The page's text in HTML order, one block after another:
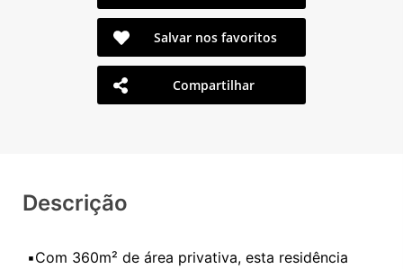
Salvar nos favoritos
Compartilhar
Descrição
▪️Com 360m² de área privativa, esta residência